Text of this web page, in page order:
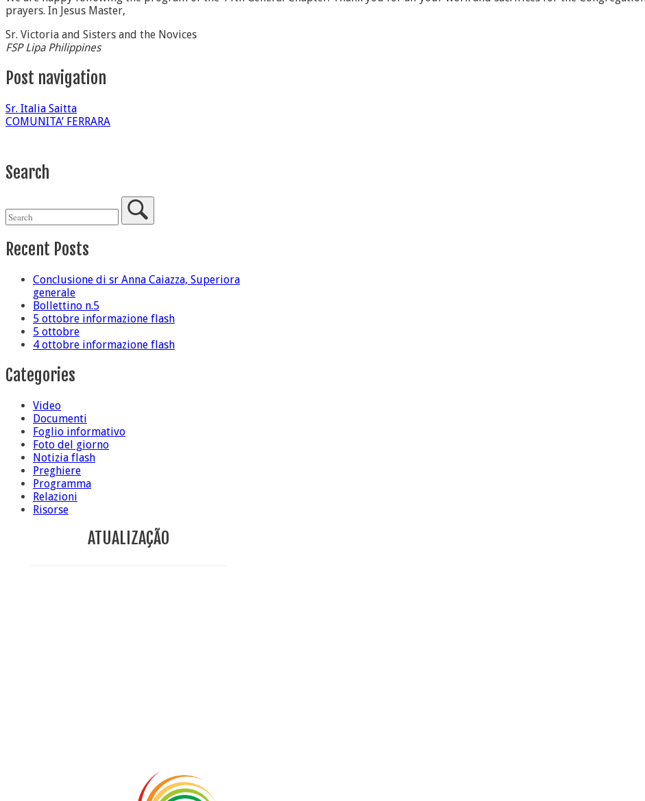
prayers. In Jesus Master,
Sr. Victoria and Sisters and the Novices
FSP Lipa Philippines
Post navigation
Sr. Italia Saitta
COMUNITA’ FERRARA
Search
Recent Posts
Conclusione di sr Anna Caiazza, Superiora
generale
Bollettino n.5
5 ottobre informazione flash
5 ottobre
4 ottobre informazione flash
Categories
Video
Documenti
Foglio informativo
Foto del giorno
Notizia flash
Preghiere
Programma
Relazioni
Risorse
ATUALIZAÇÃO